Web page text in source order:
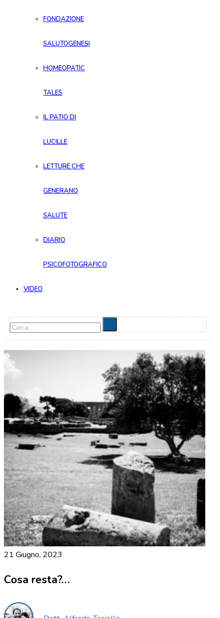
FONDAZIONE
SALUTOGENESI
HOMEOPATIC
TALES
IL PATIO DI
LUCILLE
LETTURE CHE
GENERANO
SALUTE
DIARIO
PSICOFOTOGRAFICO
VIDEO
Cerca
21 Giugno, 2023
Cosa resta?…